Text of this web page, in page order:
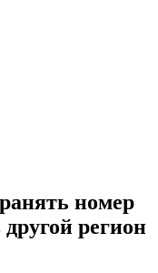
номер
регион